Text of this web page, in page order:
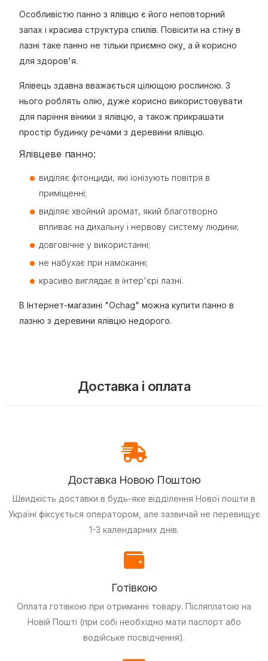
Особливістю панно з ялівцю є його неповторний
запах і красива структура спилів. Повісити на стіну в
лазні таке панно не тільки приємно оку, а й корисно
для здоров'я.
Ялівець здавна вважається цілющою рослиною. З
нього роблять олію, дуже корисно використовувати
для паріння віники з ялівцю, а також прикрашати
простір будинку речами з деревини ялівцю.
Ялівцеве панно:
виділяє фітонциди, які іонізують повітря в
приміщенні;
виділяє хвойний аромат, який благотворно
впливає на дихальну і нервову систему людини;
довговічне у використанні;
не набухає при намоканні;
красиво виглядає в інтер'єрі лазні.
В Інтернет-магазині "Ochag" можна купити панно в
лазню з деревини ялівцю недорого.
Доставка і оплата
Доставка Новою Поштою
Швидкість доставки в будь-яке відділення Нової пошти в
Україні фіксується оператором, але зазвичай не перевищує
1-3 календарних днів.
Готівкою
Оплата готівкою при отриманні товару. Післяплатою на
Новій Пошті (при собі необхідно мати паспорт або
водійське посвідчення).